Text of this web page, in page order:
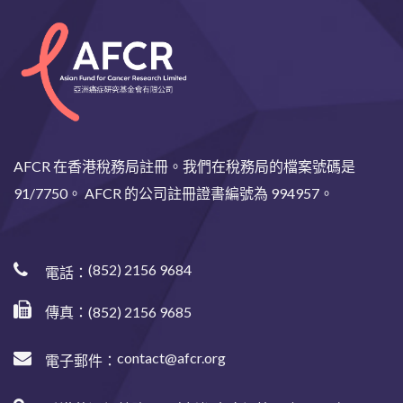
AFCR 在香港稅務局註冊。我們在稅務局的檔案號碼是
91/7750。 AFCR 的公司註冊證書編號為 994957。
電話： (852) 2156 9684
傳真：(852) 2156 9685
電子郵件： contact@afcr.org